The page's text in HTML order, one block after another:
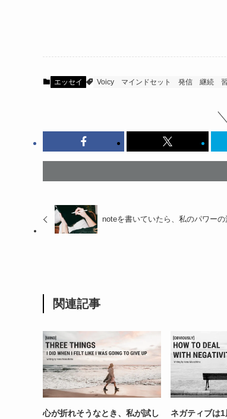
エッセイ Voicy マインドセット 発信 継続
noteを書いていたら、私のパワー
関連記事
心が折れそうなとき、私が試し
ネガティブは